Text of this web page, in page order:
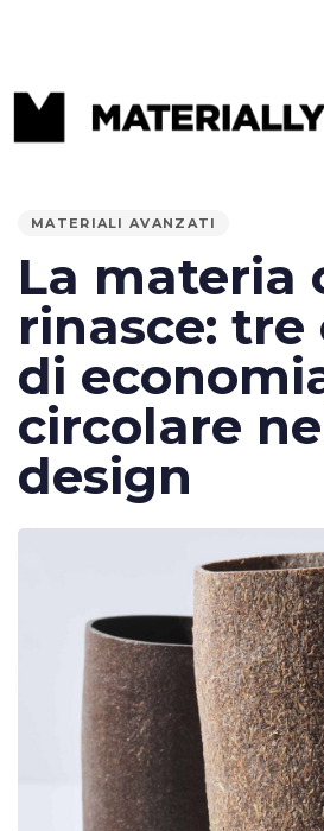
MATERIALI AVANZATI
La materia
rinasce: tre
di
circolare
design